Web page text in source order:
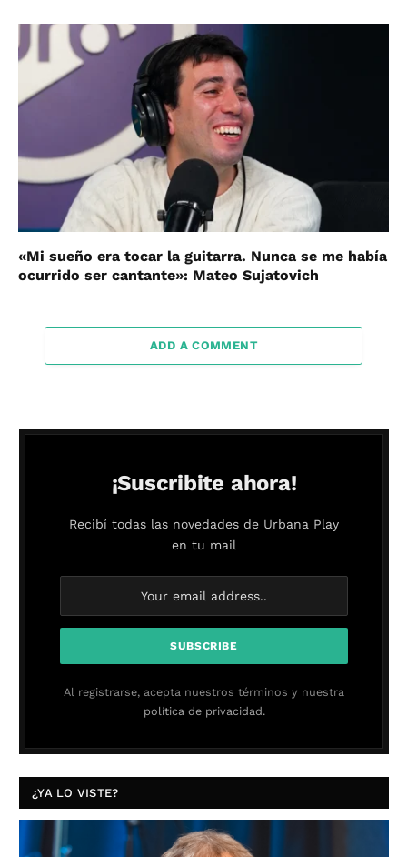
«Mi sueño era tocar la guitarra. Nunca se me había
ocurrido ser cantante»: Mateo Sujatovich
ADD A COMMENT
¡Suscribite ahora!
Recibí todas las novedades de Urbana Play
en tu mail
Al registrarse, acepta nuestros términos y nuestra
política de privacidad.
¿YA LO VISTE?